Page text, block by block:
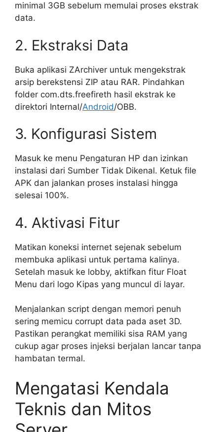
minimal 3GB sebelum memulai proses ekstrak
data.
2. Ekstraksi Data
Buka aplikasi ZArchiver untuk mengekstrak
arsip berekstensi ZIP atau RAR. Pindahkan
folder com.dts.freefireth hasil ekstrak ke
direktori Internal/Android/OBB.
3. Konfigurasi Sistem
Masuk ke menu Pengaturan HP dan izinkan
instalasi dari Sumber Tidak Dikenal. Ketuk file
APK dan jalankan proses instalasi hingga
selesai 100%.
4. Aktivasi Fitur
Matikan koneksi internet sejenak sebelum
membuka aplikasi untuk pertama kalinya.
Setelah masuk ke lobby, aktifkan fitur Float
Menu dari logo Kipas yang muncul di layar.
Menjalankan script dengan memori penuh
sering memicu corrupt data pada aset 3D.
Pastikan perangkat memiliki sisa RAM yang
cukup agar proses injeksi berjalan lancar tanpa
hambatan termal.
Mengatasi Kendala
Teknis dan Mitos